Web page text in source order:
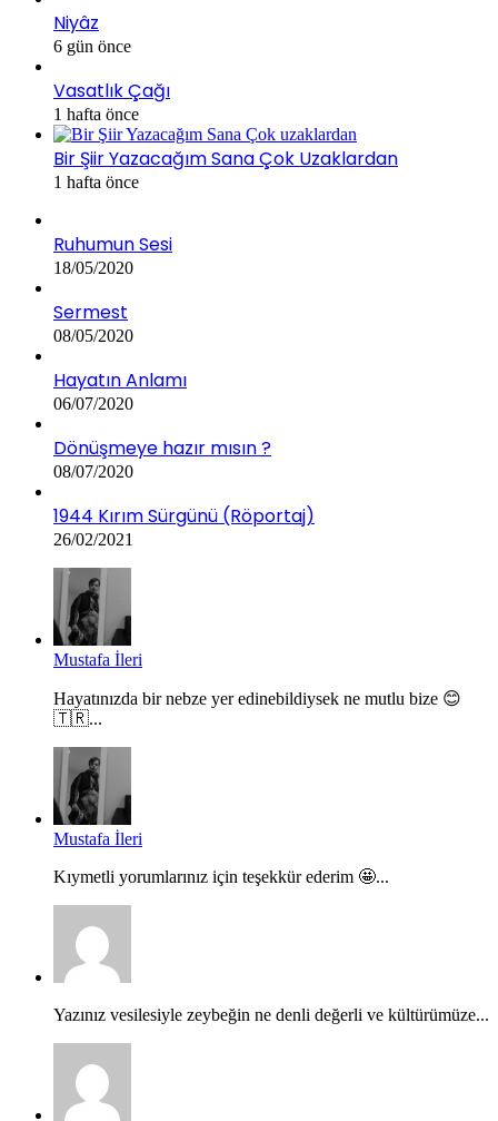
Niyâz
6 gün önce
Vasatlık Çağı
1 hafta önce
Bir Şiir Yazacağım Sana Çok Uzaklardan
1 hafta önce
Ruhumun Sesi
18/05/2020
Sermest
08/05/2020
Hayatın Anlamı
06/07/2020
Dönüşmeye hazır mısın ?
08/07/2020
1944 Kırım Sürgünü (Röportaj)
26/02/2021
Mustafa İleri
Hayatınızda bir nebze yer edinebildiysek ne mutlu bize 😊
🇹🇷...
Mustafa İleri
Kıymetli yorumlarınız için teşekkür ederim 🤩...
Yazınız vesilesiyle zeybeğin ne denli değerli ve kültürümüze...